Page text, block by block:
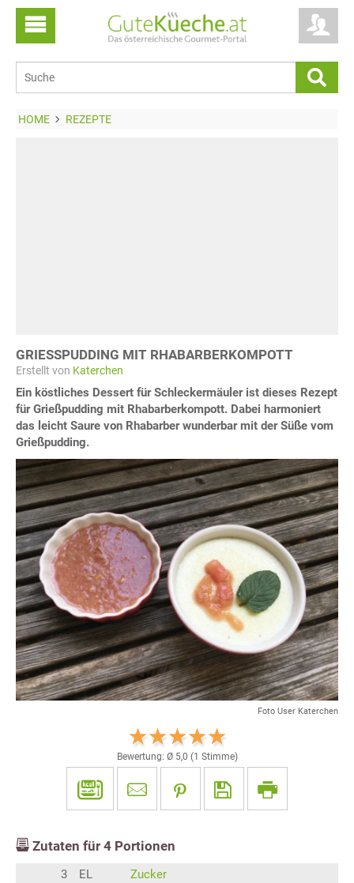
HOME REZEPTE
GRIESSPUDDING MIT RHABARBERKOMPOTT
Erstellt von Katerchen
Ein köstliches Dessert für Schleckermäuler ist dieses Rezept
für Grießpudding mit Rhabarberkompott. Dabei harmoniert
das leicht Saure von Rhabarber wunderbar mit der Süße vom
Grießpudding.
Foto User Katerchen
Bewertung: Ø 5,0 (1 Stimme)
Zutaten für 4 Portionen
3 EL
Zucker